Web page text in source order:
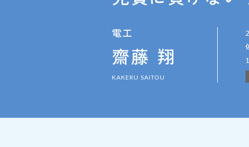
電工
齋藤 翔
KAKERU SAITOU